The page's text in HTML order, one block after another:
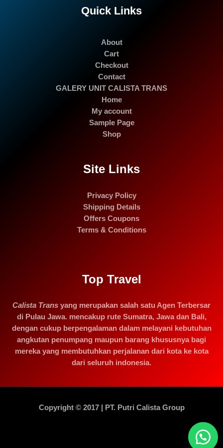
Quick Links
About
Cart
Checkout
Contact
GALERY UNIT CALISTA TRANS
Home
My account
Sample Page
Shop
Site Links
Privacy Policy
Shipping Details
Offers Coupons
Terms & Conditions
Top Travel
Calista Trans yang merupakan salah satu Agen Terbersar
di Pulau Jawa. mencakup rute Sumatra, Jawa dan Bali,
dengan cukup berpengalaman dalam melayani kebutuhan
angkutan penumpang maupun barang khususnya bagi
mereka yang membutuhkan perjalanan dari kota ke kota
dari seluruh indonesia.
Copyright © 2017 | PT. Putri Calista Group